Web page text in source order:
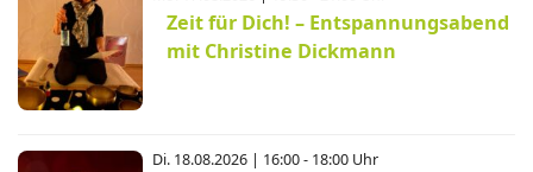
Zeit für Dich! – Entspannungsabend
mit Christine Dickmann
Di. 18.08.2026 | 16:00 - 18:00 Uhr